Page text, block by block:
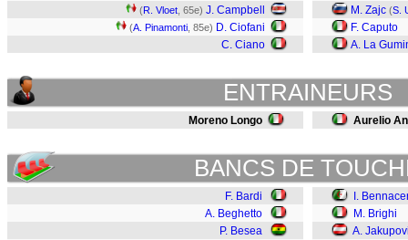
(R. Vloet , 65e) J. Campbell
(A. Pinamonti , 85e) D. Ciofani
C. Ciano
M. Zajc (S.
F. Caputo
A. La
ENTRAINEURS
Moreno Longo Aurelio
BANCS DE
F. Bardi
A. Beghetto
P. Besea
I.
M. Brighi
A.